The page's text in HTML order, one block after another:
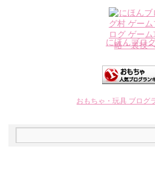
にほんブロ
おもちゃ・玩具 ブログ